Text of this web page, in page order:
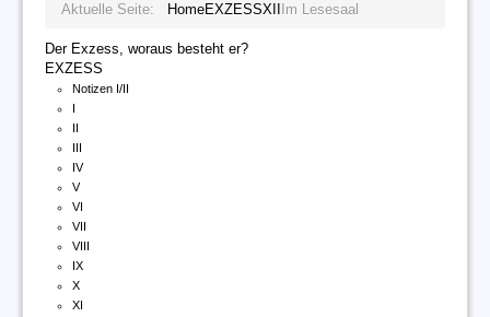
Aktuelle Seite: HomeEXZESSXII Im Lesesaal
Der Exzess, woraus besteht er?
EXZESS
Notizen I/II
I
II
III
IV
V
VI
VII
VIII
IX
X
XI